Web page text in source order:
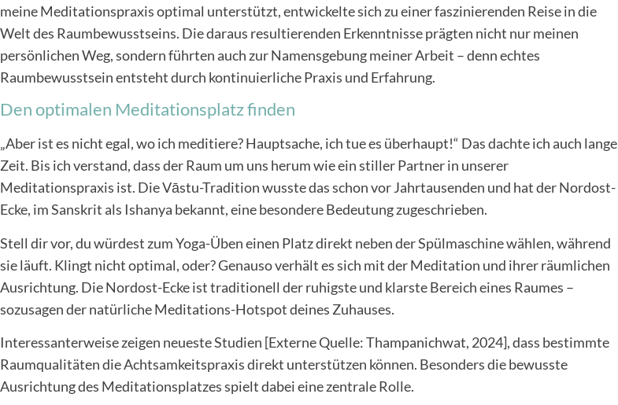
meine Meditationspraxis optimal unterstützt, entwickelte sich zu einer faszinierenden Reise in die
Welt des Raumbewusstseins. Die daraus resultierenden Erkenntnisse prägten nicht nur meinen
persönlichen Weg, sondern führten auch zur Namensgebung meiner Arbeit – denn echtes
Raumbewusstsein entsteht durch kontinuierliche Praxis und Erfahrung.
Den optimalen Meditationsplatz finden
„Aber ist es nicht egal, wo ich meditiere? Hauptsache, ich tue es überhaupt!“ Das dachte ich auch lange
Zeit. Bis ich verstand, dass der Raum um uns herum wie ein stiller Partner in unserer
Meditationspraxis ist. Die Vāstu-Tradition wusste das schon vor Jahrtausenden und hat der Nordost-
Ecke, im Sanskrit als Ishanya bekannt, eine besondere Bedeutung zugeschrieben.
Stell dir vor, du würdest zum Yoga-Üben einen Platz direkt neben der Spülmaschine wählen, während
sie läuft. Klingt nicht optimal, oder? Genauso verhält es sich mit der Meditation und ihrer räumlichen
Ausrichtung. Die Nordost-Ecke ist traditionell der ruhigste und klarste Bereich eines Raumes –
sozusagen der natürliche Meditations-Hotspot deines Zuhauses.
Interessanterweise zeigen neueste Studien [Externe Quelle: Thampanichwat, 2024], dass bestimmte
Raumqualitäten die Achtsamkeitspraxis direkt unterstützen können. Besonders die bewusste
Ausrichtung des Meditationsplatzes spielt dabei eine zentrale Rolle.